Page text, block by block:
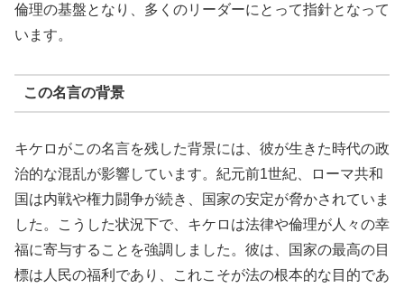
倫理の基盤となり、多くのリーダーにとって指針となって
います。
この名言の背景
キケロがこの名言を残した背景には、彼が生きた時代の政
治的な混乱が影響しています。紀元前1世紀、ローマ共和
国は内戦や権力闘争が続き、国家の安定が脅かされていま
した。こうした状況下で、キケロは法律や倫理が人々の幸
福に寄与することを強調しました。彼は、国家の最高の目
標は人民の福利であり、これこそが法の根本的な目的であ